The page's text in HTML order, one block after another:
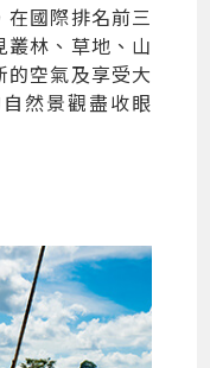
國際排名前三
叢林、草地、山
空氣及享受大
然景觀盡收眼